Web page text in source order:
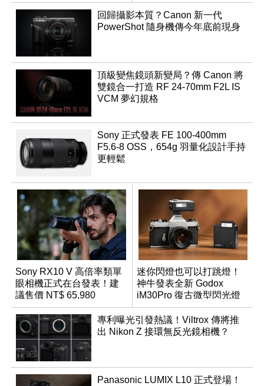
回歸攝影本質？Canon 新一代
PowerShot 隨身機傳今年底前現身
頂級變焦鏡頭新變局？傳 Canon 將
雙鏡合一打造 RF 24-70mm F2L IS
VCM 夢幻規格
Sony 正式發表 FE 100-400mm
F5.6-8 OSS，654g 羽量化設計手持
更輕鬆
Sony RX10 V 高倍率類單
眼相機正式在台發表！建
議售價 NT$ 65,980
迷你閃燈也可以打跳燈！
神牛發表全新 Godox
iM30Pro 復古微型閃光燈
專利曝光引發熱議！Viltrox 傳將推
出 Nikon Z 接環無反光鏡相機？
Panasonic LUMIX L10 正式登場！